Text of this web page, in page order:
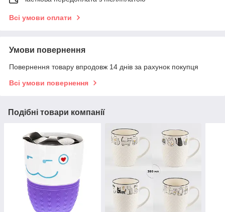
Всі умови оплати
Умови повернення
Повернення товару впродовж 14 днів за рахунок покупця
Всі умови повернення
Подібні товари компанії